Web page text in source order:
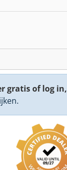
gratis of log in,